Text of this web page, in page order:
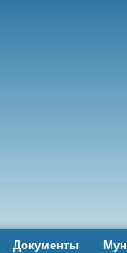
Документы